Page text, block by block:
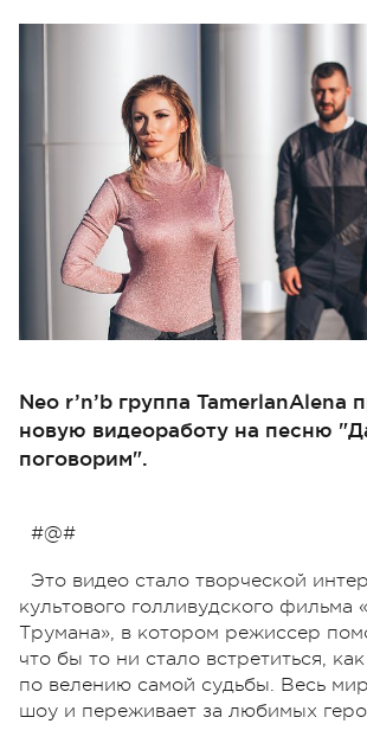
Neo r’n’b группа TamerlanAlena
новую видеоработу на песню
поговорим".
#@#
Это видео стало творческой
культового голливудского фильма
Трумана», в котором режиссер
что бы то ни стало встретиться,
по велению самой судьбы. Весь
шоу и переживает за любимых